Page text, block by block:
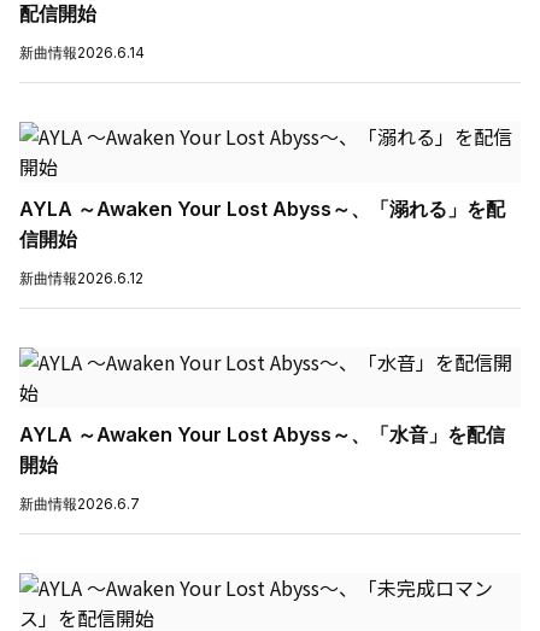
配信開始
新曲情報2026.6.14
AYLA ～Awaken Your Lost Abyss～、「溺れる」を配
信開始
新曲情報2026.6.12
AYLA ～Awaken Your Lost Abyss～、「水音」を配信
開始
新曲情報2026.6.7